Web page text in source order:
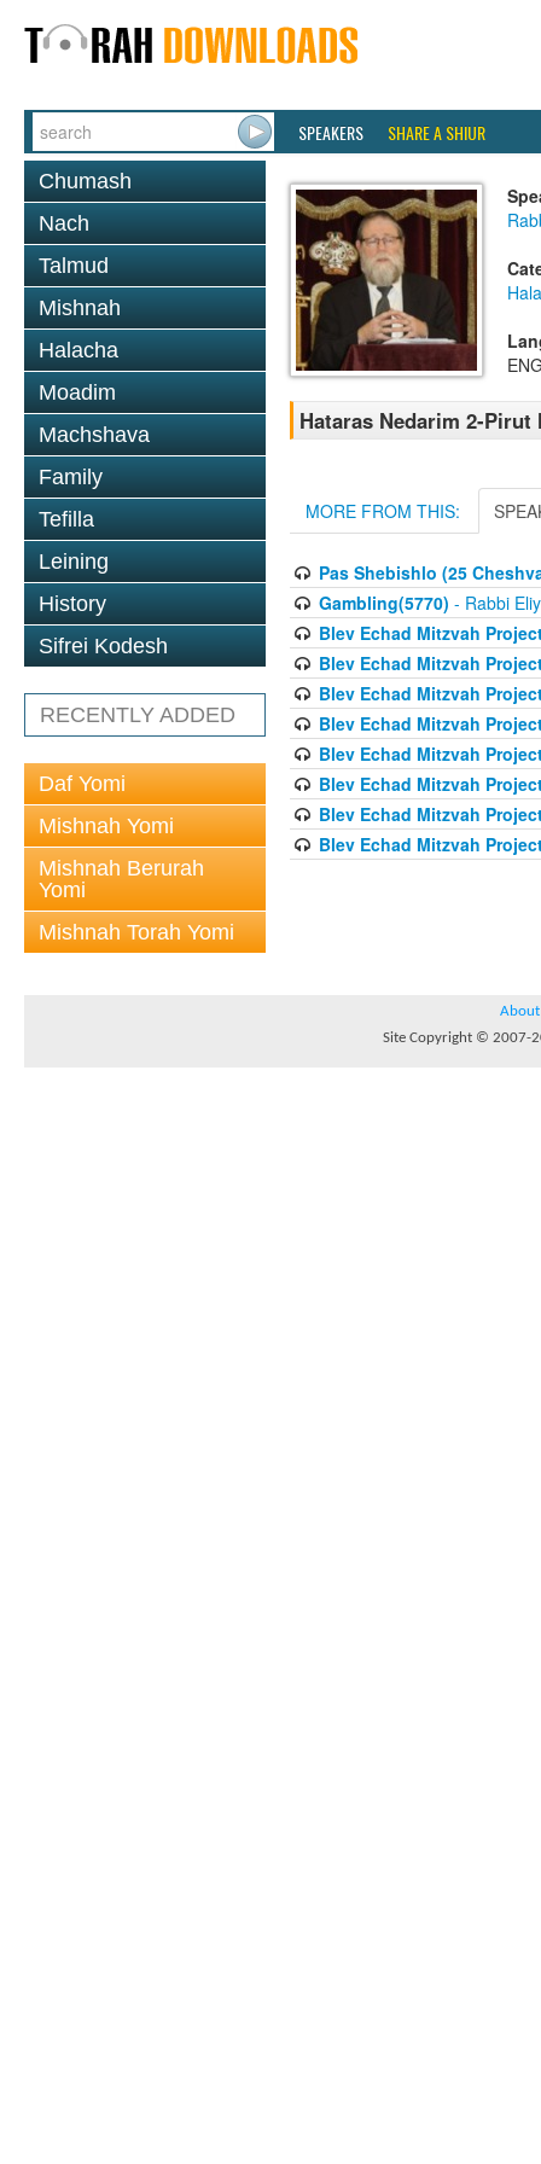
SPEAKERS SHARE A SHIUR
Chumash
Nach
Talmud
Mishnah
Halacha
Moadim
Machshava
Family
Tefilla
Leining
History
Sifrei Kodesh
RECENTLY ADDED
Daf Yomi
Mishnah Yomi
Mishnah Berurah
Yomi
Mishnah Torah Yomi
Hataras Nedarim 2-Pirut
MORE FROM THIS:
Pas Shebishlo (25
Gambling(5770) - Rabbi
Blev Echad Mitzvah
Blev Echad Mitzvah
Blev Echad Mitzvah
Blev Echad Mitzvah
Blev Echad Mitzvah
Blev Echad Mitzvah
Blev Echad Mitzvah
Blev Echad Mitzvah
About
Site Copyright © 2007-